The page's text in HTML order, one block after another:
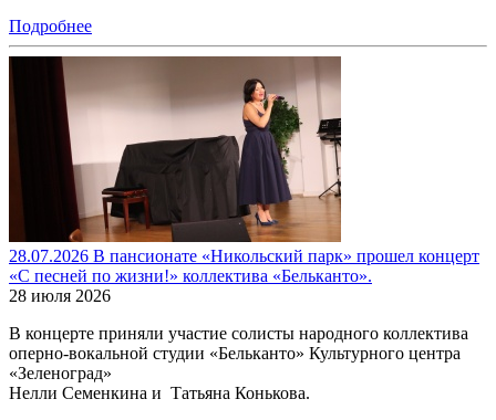
Подробнее
28.07.2026 В пансионате «Никольский парк» прошел концерт
«С песней по жизни!» коллектива «Бельканто».
28 июля 2026
В концерте приняли участие солисты народного коллектива
оперно-вокальной студии «Бельканто» Культурного центра
«Зеленоград»
Нелли Семенкина и Татьяна Конькова.